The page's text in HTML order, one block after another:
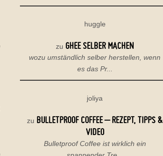
huggle
zu GHEE SELBER MACHEN
wozu umständlich selber herstellen, wenn
es das Pr...
joliya
zu BULLETPROOF COFFEE – REZEPT, TIPPS &
VIDEO
Bulletproof Coffee ist wirklich ein